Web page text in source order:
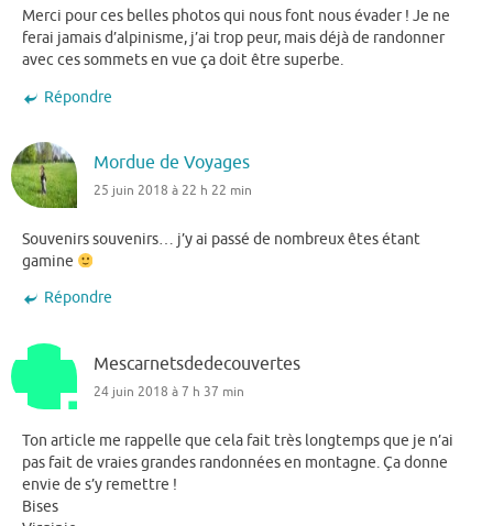
Merci pour ces belles photos qui nous font nous évader ! Je ne
ferai jamais d’alpinisme, j’ai trop peur, mais déjà de randonner
avec ces sommets en vue ça doit être superbe.
Répondre
Mordue de Voyages
25 juin 2018 à 22 h 22 min
Souvenirs souvenirs… j’y ai passé de nombreux êtes étant
gamine
Répondre
Mescarnetsdedecouvertes
24 juin 2018 à 7 h 37 min
Ton article me rappelle que cela fait très longtemps que je n’ai
pas fait de vraies grandes randonnées en montagne. Ça donne
envie de s’y remettre !
Bises